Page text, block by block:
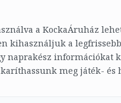
a KockaÁruház
kihasználjuk a
naprakész információkat
meg játék- és